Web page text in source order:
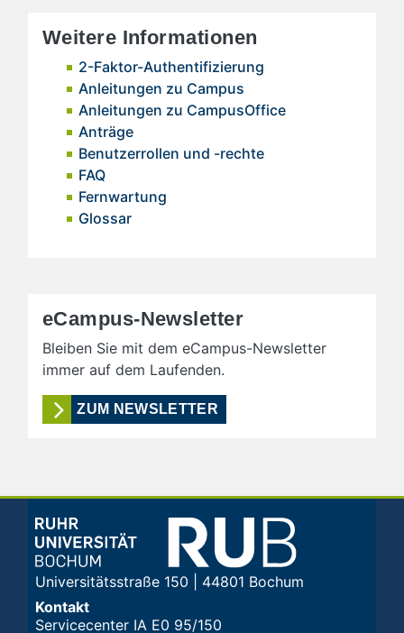
Weitere Informationen
2-Faktor-Authentifizierung
Anleitungen zu Campus
Anleitungen zu CampusOffice
Anträge
Benutzerrollen und -rechte
FAQ
Fernwartung
Glossar
eCampus-Newsletter
Bleiben Sie mit dem eCampus-Newsletter
immer auf dem Laufenden.
ZUM NEWSLETTER
Universitätsstraße 150 | 44801 Bochum
Kontakt
Servicecenter IA E0 95/150